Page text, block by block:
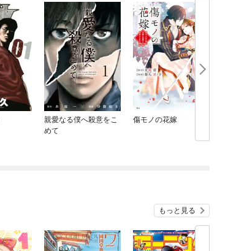
親愛なる僕へ殺意をこ
めて
傷モノの花嫁
もっと見る